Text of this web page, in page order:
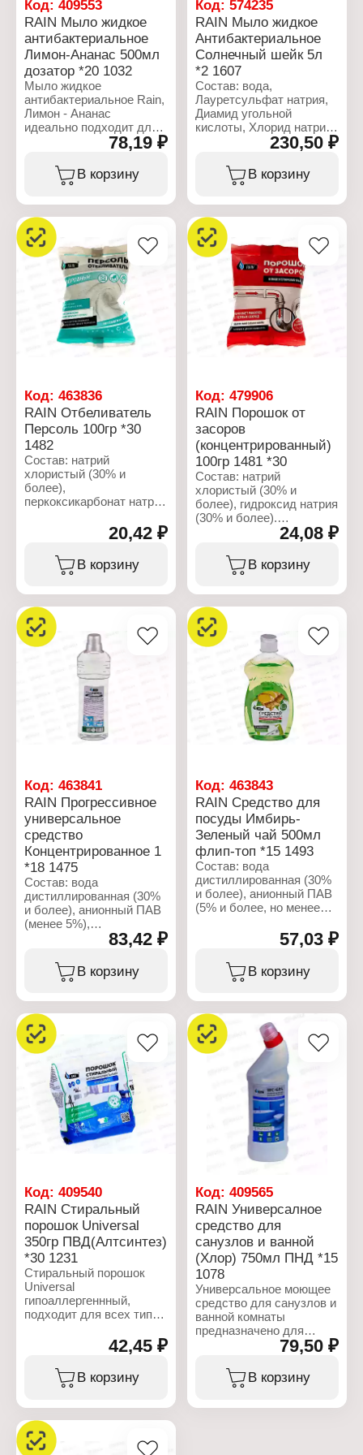
эффект.
Характеристики:
Торговая марка: Rain
Тип товара: Мыло
жидкое
Вариация:
Антибактериальное
Аромат: "Лайм - Мята"
Упаковка: с дозатором
Объем: 500 мл
Код: 409553
RAIN Мыло жидкое
антибактериальное
Лимон-Ананас 500мл
дозатор *20 1032
Мыло жидкое
антибактериальное Rain,
Лимон - Ананас
идеально подходит для
использования в офисах,
отелях, ресторанах и
других общественных
местах. Средство
очищает и смягчает
кожу, обеспечивает уход
и увлажнение, обладает
приятным ароматом
эфирных масел.
Характеристики:
Торговая марка: Rain
Тип товара: Мыло
жидкое
Аромат: "Лимон - Ананас"
Упаковка: с дозатором
Объем: 500 мл
78,19 ₽
В корзину
Код:574235
RAIN Мыло жидкое
Антибактериальное
Солнечный шейк 5л
*2 1607
Состав: вода,
Лауретсульфат натрия,
Диамид угольной
кислоты, Хлорид натрия,
Бензилоксиметанол,
Парфюм, Настойка.
Характеристики:
жидкое
Вариация:
Антибактериальное
Аромат: "Солнечный
Объем: 5 л
230,50 ₽
В корзину
Код: 463836
RAIN Отбеливатель
Персоль 100гр *30
1482
Состав: натрий
хлористый (30% и
более),
перкоксикарбонат натрия
30%, комплекс активных
биодобавок (менее 5%).
Характеристики:
Тип товара:
Отбеливатель для ткани
Особенность:
кислородный
Название: "Персоль"
Вес: 100 г
20,42 ₽
В корзину
Код:479906
RAIN Порошок от
засоров
(концентрированный)
100гр 1481 *30
Состав: натрий
хлористый (30% и
более), гидроксид натрия
(30% и более).
Торговая марка: Rain
Тип товара: Средство
концентрированный
Форма выпуска: порошок
Вес: 100 г
24,08 ₽
В корзину
Код: 463841
RAIN Прогрессивное
универсальное
средство
Концентрированное 1
*18 1475
Состав: вода
дистиллированная (30%
и более), анионный ПАВ
(менее 5%),
неионогенный ПАВ
(менее 5%), загуститель
(менее 5%),
ароматизирующая
регулятор рН (менее
5%).
Характеристики:
Торговая марка: Rain
Тип товара: Чистящее
средство
Назначение:
универсальное
Название:
83,42 ₽
В корзину
Код:463843
RAIN Средство для
посуды Имбирь-
Зеленый чай 500мл
флип-топ *15 1493
Состав: вода
дистиллированная (30%
и более), анионный ПАВ
(5% и более, но менее
неионогенный ПАВ
(менее 5%), амфотерный
ПАВ (менее 5%),
ароматизирующая
добавка (менее 5%),
антибактериальный
компонент (менее 5%),
глицерин (менее 5%),
красители (менее 5%).
Характеристики:
Торговая марка: Rain
Тип товара: Средство
для мытья посуды
Особенность: с
эффектом
Аромат: "Имбирь -
Зеленый чай"
Объем: 500 мл
57,03 ₽
В корзину
Код: 409540
RAIN Стиральный
порошок Universal
350гр ПВД(Алтсинтез)
*30 1231
Стиральный порошок
Universal
гипоаллергеннный,
подходит для всех типов
как для ручной, так и для
машинной стирки белого
и цветного белья.
Обладает
эффектом, хорошо
очищает от загрязнений.
Придает белью нежный,
42,45 ₽
В корзину
Код:409565
RAIN Универсалное
средство для
санузлов и ванной
(Хлор) 750мл ПНД *15
1078
Универсальное моющее
средство для санузлов и
ванной комнаты
предназначено для
чистки ванн, душевых
кабин, раковин, сливов,
кухонных плит, унитазов,
водостоков,
79,50 ₽
В корзину